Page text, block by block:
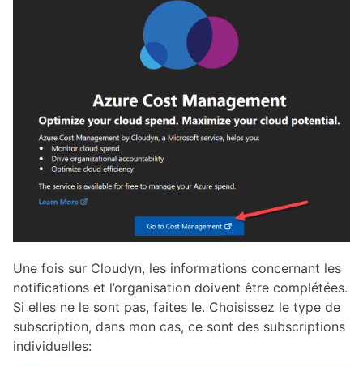
Une fois sur Cloudyn, les informations concernant les
notifications et l’organisation doivent être complétées.
Si elles ne le sont pas, faites le. Choisissez le type de
subscription, dans mon cas, ce sont des subscriptions
individuelles: